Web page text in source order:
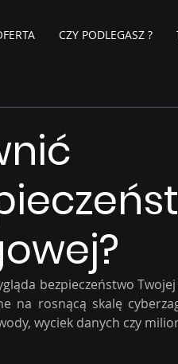
CZY PODLEGASZ ?
bezpieczeństwo
na rosnącą skalę
wyciek danych czy